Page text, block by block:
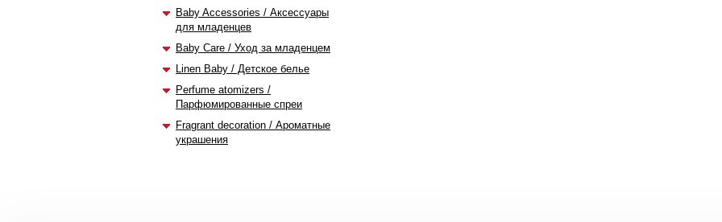
Baby Accessories / Аксессуары
для младенцев
Baby Care / Уход за младенцем
Linen Baby / Детское белье
Perfume atomizers /
Парфюмированные спреи
Fragrant decoration / Ароматные
украшения